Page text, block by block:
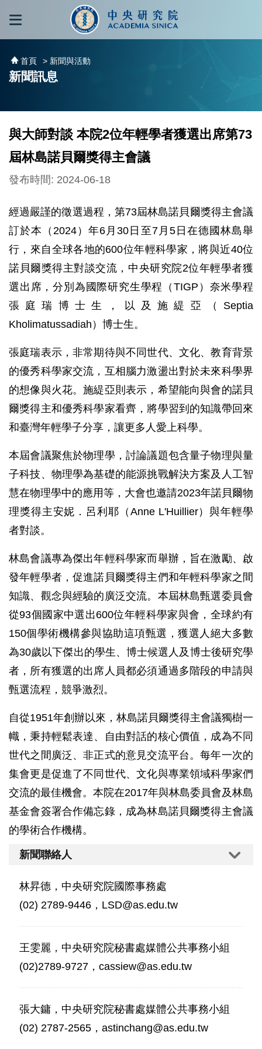
跳到主要內容區塊
首頁 > 新聞與活動
新聞訊息
與大師對談 本院2位年輕學者獲選出席第73
屆林島諾貝爾獎得主會議
發布時間: 2024-06-18
經過嚴謹的徵選過程，第73屆林島諾貝爾獎得主會議
訂於本（2024）年6月30日至7月5日在德國林島舉
行，來自全球各地的600位年輕科學家，將與近40位
諾貝爾獎得主對談交流，中央研究院2位年輕學者獲
選出席，分別為國際研究生學程（TIGP）奈米學程
張庭瑞博士生，以及施緹亞（Septia
Kholimatussadiah）博士生。
張庭瑞表示，非常期待與不同世代、文化、教育背景
的優秀科學家交流，互相腦力激盪出對於未來科學界
的想像與火花。施緹亞則表示，希望能向與會的諾貝
爾獎得主和優秀科學家看齊，將學習到的知識帶回來
和臺灣年輕學子分享，讓更多人愛上科學。
本屆會議聚焦於物理學，討論議題包含量子物理與量
子科技、物理學為基礎的能源挑戰解決方案及人工智
慧在物理學中的應用等，大會也邀請2023年諾貝爾物
理獎得主安妮．呂利耶（Anne L'Huillier）與年輕學
者對談。
林島會議專為傑出年輕科學家而舉辦，旨在激勵、啟
發年輕學者，促進諾貝爾獎得主們和年輕科學家之間
知識、觀念與經驗的廣泛交流。本屆林島甄選委員會
從93個國家中選出600位年輕科學家與會，全球約有
150個學術機構參與協助這項甄選，獲選人絕大多數
為30歲以下傑出的學生、博士候選人及博士後研究學
者，所有獲選的出席人員都必須通過多階段的申請與
甄選流程，競爭激烈。
自從1951年創辦以來，林島諾貝爾獎得主會議獨樹一
幟，秉持輕鬆表達、自由對話的核心價值，成為不同
世代之間廣泛、非正式的意見交流平台。每年一次的
集會更是促進了不同世代、文化與專業領域科學家們
交流的最佳機會。本院在2017年與林島委員會及林島
基金會簽署合作備忘錄，成為林島諾貝爾獎得主會議
的學術合作機構。
新聞聯絡人
林昇德，中央研究院國際事務處
(02) 2789-9446，LSD@as.edu.tw
王雯麗，中央研究院秘書處媒體公共事務小組
(02)2789-9727，cassiew@as.edu.tw
張大鏞，中央研究院秘書處媒體公共事務小組
(02) 2787-2565，astinchang@as.edu.tw